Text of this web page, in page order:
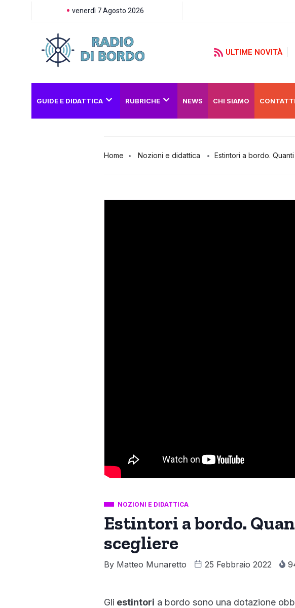
venerdì 7 Agosto 2026
ULTIME NOVITÀ
GUIDE E DIDATTICA RUBRICHE NEWS CHI SIAMO CONTATTI
Home Nozioni e didattica Estintori a bordo.
NOZIONI E DIDATTICA
Estintori a bordo.
scegliere
By Matteo Munaretto 25 Febbraio 2022
Gli estintori a bordo sono una dotazione